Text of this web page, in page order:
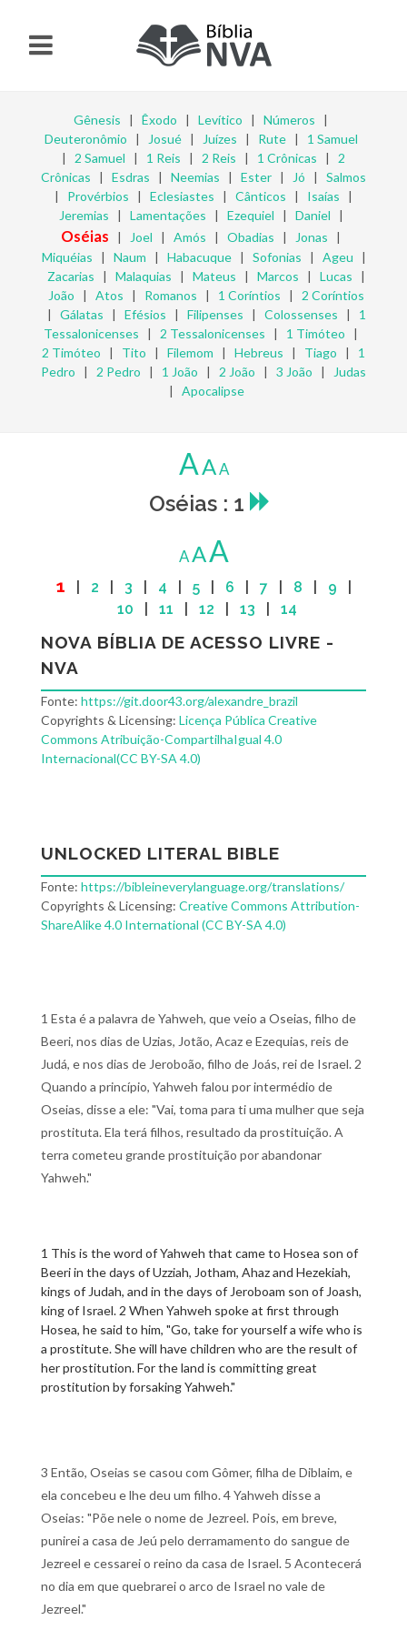
Gênesis | Êxodo | Levítico | Números |
Deuteronômio | Josué| Juízes | Rute| 1 Samuel
| 2 Samuel | 1 Reis | 2 Reis | 1 Crônicas | 2
Crônicas | Esdras | Neemias | Ester | Jó | Salmos
| Provérbios | Eclesiastes | Cânticos | Isaías |
Jeremias | Lamentações | Ezequiel | Daniel |
Oséias | Joel | Amós | Obadias | Jonas |
Miquéias | Naum | Habacuque| Sofonias | Ageu |
Zacarias | Malaquias | Mateus | Marcos | Lucas |
João | Atos | Romanos | 1 Coríntios | 2 Coríntios
| Gálatas | Efésios | Filipenses | Colossenses | 1
Tessalonicenses | 2 Tessalonicenses | 1 Timóteo |
2 Timóteo | Tito | Filemom | Hebreus | Tiago | 1
Pedro | 2 Pedro | 1 João | 2 João | 3 João |
Judas
| Apocalipse
AAA
Oséias : 1
AAA
1 2 3 4 5| 6 7 8 9
10
11 12 13 14
NOVA BÍBLIA DE ACESSO LIVRE -
NVA
Fonte: https://git.door43.org/alexandre_brazil
Copyrights & Licensing: Licença Pública Creative
Commons Atribuição-CompartilhaIgual 4.0
Internacional(CC BY-SA 4.0)
UNLOCKED LITERAL BIBLE
Fonte: https://bibleineverylanguage.org/translations/
Copyrights & Licensing: Creative Commons Attribution-
ShareAlike 4.0 International (CC BY-SA 4.0)
1 Esta é a palavra de Yahweh, que veio a Oseias, filho de
Beeri, nos dias de Uzias, Jotão, Acaz e Ezequias, reis de
Judá, e nos dias de Jeroboão, filho de Joás, rei de Israel. 2
Quando a princípio, Yahweh falou por intermédio de
Oseias, disse a ele: "Vai, toma para ti uma mulher que seja
prostituta. Ela terá filhos, resultado da prostituição. A
terra cometeu grande prostituição por abandonar
Yahweh."
1 This is the word of Yahweh that came to Hosea son of
Beeri in the days of Uzziah, Jotham, Ahaz and Hezekiah,
kings of Judah, and in the days of Jeroboam son of Joash,
king of Israel. 2 When Yahweh spoke at first through
Hosea, he said to him, "Go, take for yourself a wife who is
a prostitute. She will have children who are the result of
her prostitution. For the land is committing great
prostitution by forsaking Yahweh."
3 Então, Oseias se casou com Gômer, filha de Diblaim, e
ela concebeu e lhe deu um filho. 4 Yahweh disse a
Oseias: "Põe nele o nome de Jezreel. Pois, em breve,
punirei a casa de Jeú pelo derramamento do sangue de
Jezreel e cessarei o reino da casa de Israel. 5 Acontecerá
no dia em que quebrarei o arco de Israel no vale de
Jezreel."